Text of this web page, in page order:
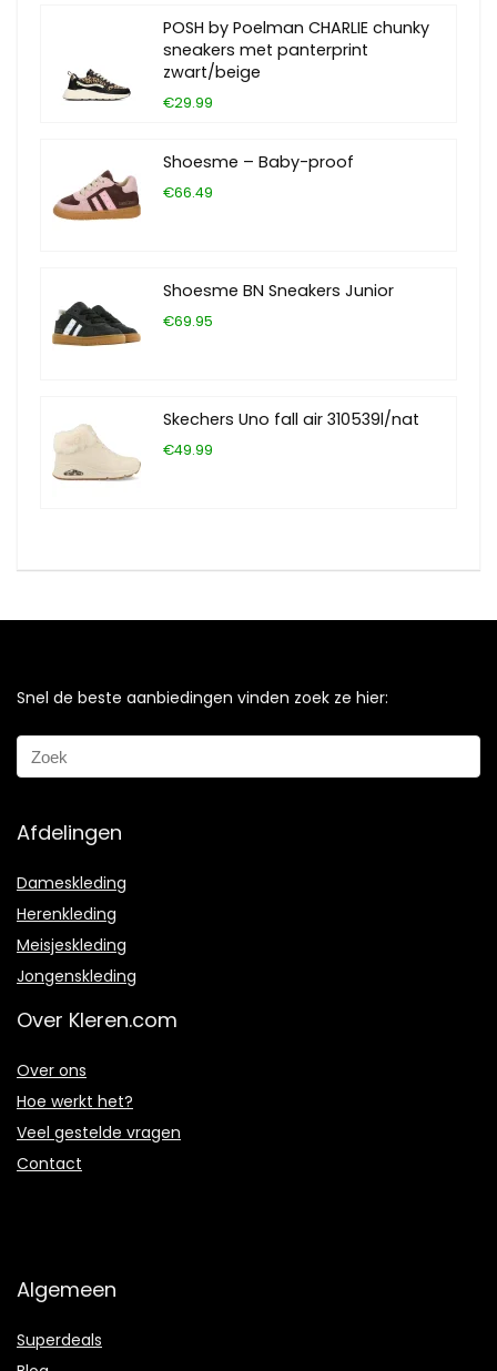
POSH by Poelman CHARLIE chunky
sneakers met panterprint
zwart/beige
€29.99
Shoesme – Baby-proof
€66.49
Shoesme BN Sneakers Junior
€69.95
Skechers Uno fall air 310539l/nat
€49.99
Snel de beste aanbiedingen vinden zoek ze hier:
Afdelingen
Dameskleding
Herenkleding
Meisjeskleding
Jongenskleding
Over Kleren.com
Over ons
Hoe werkt het?
Veel gestelde vragen
Contact
Algemeen
Superdeals